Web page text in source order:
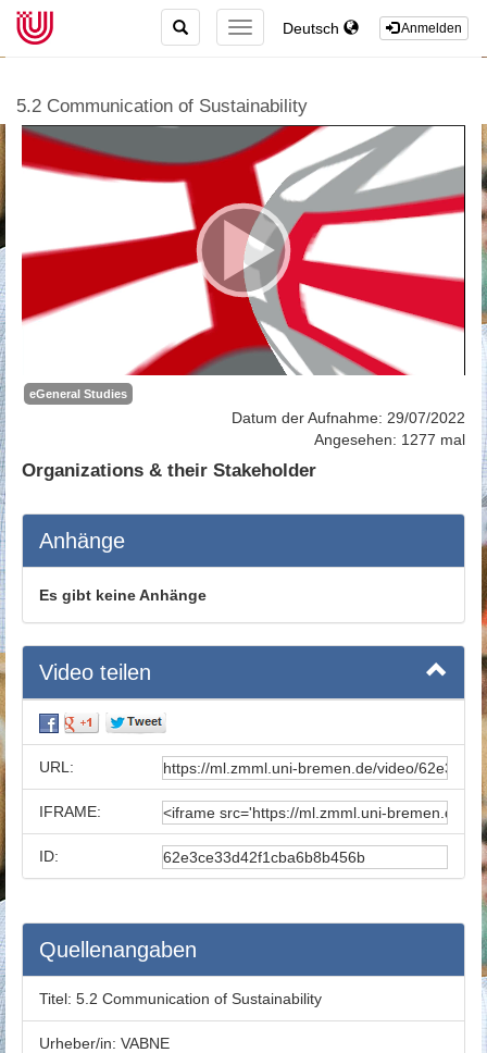
Anmelden
Deutsch
TOGGLE
NAVIGATION
TOGGLE
SEARCH
5.2 Communication of Sustainability
eGeneral Studies
Datum der Aufnahme: 29/07/2022
Angesehen: 1277 mal
Organizations & their Stakeholder
Anhänge
Es gibt keine Anhänge
Video teilen
URL:
IFRAME:
ID:
Quellenangaben
Titel: 5.2 Communication of Sustainability
Urheber/in: VABNE